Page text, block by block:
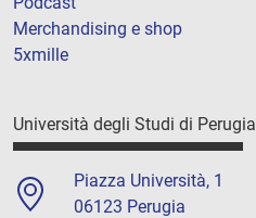
Merchandising e shop
5xmille
Università degli Studi di Perugia
Piazza Università, 1
06123 Perugia